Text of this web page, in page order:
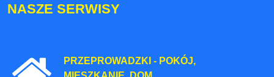
NASZE SERWISY
PRZEPROWADZKI - POKÓJ,